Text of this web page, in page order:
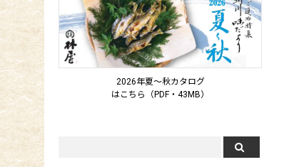
2026年夏～秋カタログ
はこちら（PDF・43MB）